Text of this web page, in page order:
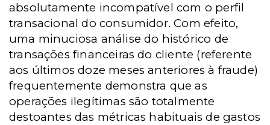
absolutamente incompatível com o perfil
transacional do consumidor. Com efeito,
uma minuciosa análise do histórico de
transações financeiras do cliente (referente
aos últimos doze meses anteriores à fraude)
frequentemente demonstra que as
operações ilegítimas são totalmente
destoantes das métricas habituais de gastos